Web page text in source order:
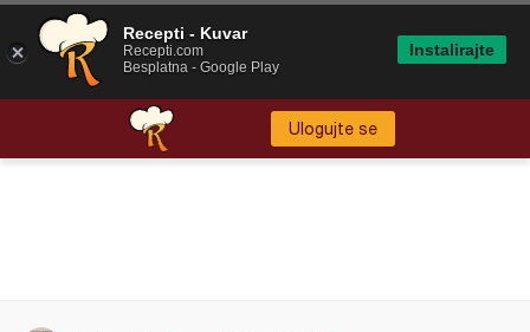
Ulogujte se
Recepti - Kuvar
Recepti.com
Besplatna - Google Play
Instalirajte